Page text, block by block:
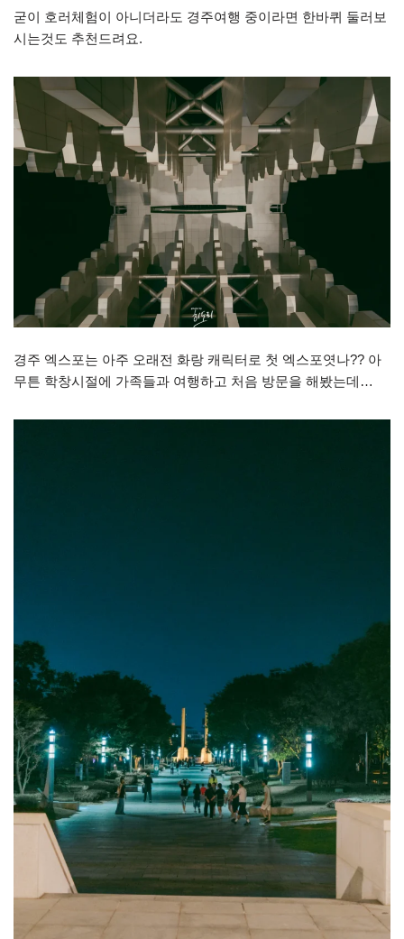
굳이 호러체험이 아니더라도 경주여행 중이라면 한바퀴 둘러보
시는것도 추천드려요.
경주 엑스포는 아주 오래전 화랑 캐릭터로 첫 엑스포엿나?? 아
무튼 학창시절에 가족들과 여행하고 처음 방문을 해봤는데…